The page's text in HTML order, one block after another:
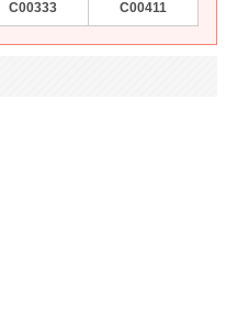
C00333 C00411